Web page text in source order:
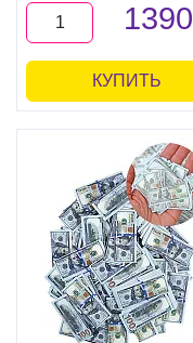
1390
КУПИТЬ